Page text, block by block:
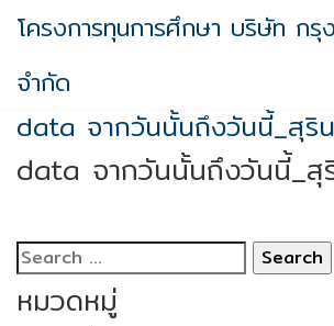
Skip
content
โครงการทุนการศึกษา บริษัท กรุ
จำกัด
data จากวันนั้นถึงวันนี้_สุริ
data จากวันนั้นถึงวันนี้_สุ
Search
for:
หมวดหมู่